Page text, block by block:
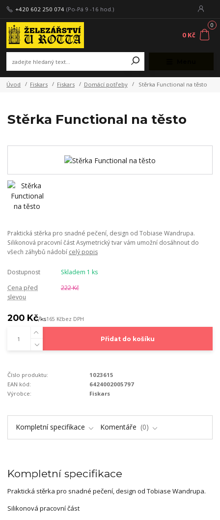
+420 602 250 074 (Po-Pá 9 -16 hod.)
0
0 Kč
Úvod Fiskars Fiskars Domácí potřeby Stěrka Functional na těsto
Stěrka Functional na těsto
Praktická stěrka pro snadné pečení, design od Tobiase Wandrupa.
Silikonová pracovní část Asymetrický tvar vám umožní dosáhnout do
všech záhybů nádobí celý popis
Dostupnost
Skladem 1 ks
Cena před
slevou
222 Kč
200 Kč/ks165 Kčbez DPH
Přidat do košíku
Číslo produktu:
1023615
EAN kód:
6424002005797
Výrobce:
Fiskars
Kompletní specifikace Komentáře 0
Kompletní specifikace
Praktická stěrka pro snadné pečení, design od Tobiase Wandrupa.
Silikonová pracovní část